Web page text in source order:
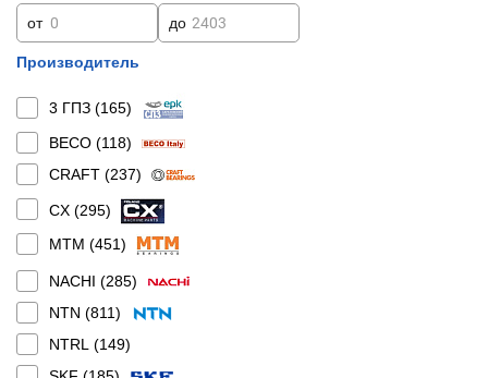
от до
Производитель
3 ГПЗ (165)
BECO (118)
CRAFT (237)
CX (295)
MTM (451)
NACHI (285)
NTN (811)
NTRL (149)